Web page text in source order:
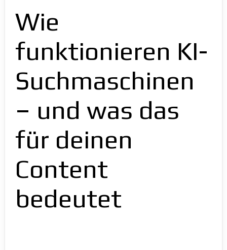
Wie
funktionieren KI-
Suchmaschinen
– und was das
für deinen
Content
bedeutet